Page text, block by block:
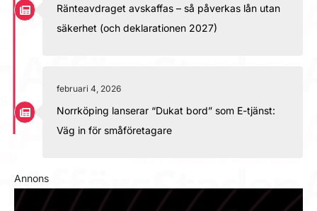
Ränteavdraget avskaffas – så påverkas lån utan
säkerhet (och deklarationen 2027)
februari 4, 2026
Norrköping lanserar “Dukat bord” som E-tjänst:
Väg in för småföretagare
Annons